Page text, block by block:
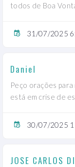
todos de Boa
31/07/2025
Daniel
Peço orações para
está em crise de
30/07/2025
JOSE CARLOS